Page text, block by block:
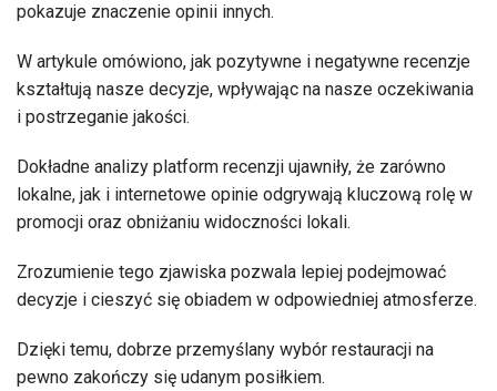
pokazuje znaczenie opinii innych.
W artykule omówiono, jak pozytywne i negatywne recenzje
kształtują nasze decyzje, wpływając na nasze oczekiwania
i postrzeganie jakości.
Dokładne analizy platform recenzji ujawniły, że zarówno
lokalne, jak i internetowe opinie odgrywają kluczową rolę w
promocji oraz obniżaniu widoczności lokali.
Zrozumienie tego zjawiska pozwala lepiej podejmować
decyzje i cieszyć się obiadem w odpowiedniej atmosferze.
Dzięki temu, dobrze przemyślany wybór restauracji na
pewno zakończy się udanym posiłkiem.